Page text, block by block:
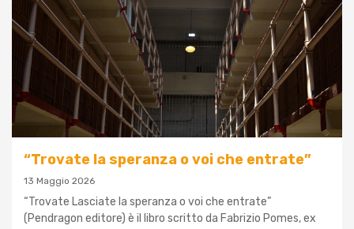
“Trovate la speranza o voi che entrate”
13 Maggio 2026
“Trovate Lasciate la speranza o voi che entrate”
(Pendragon editore) è il libro scritto da Fabrizio Pomes, ex